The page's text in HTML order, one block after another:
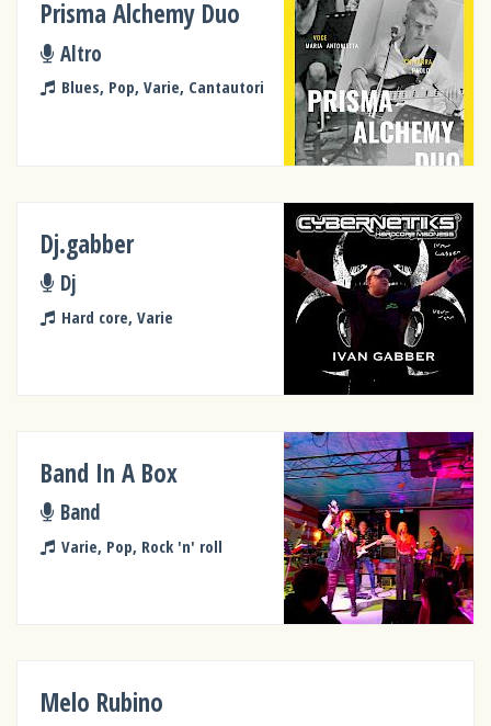
Prisma Alchemy Duo
Altro
Blues, Pop, Varie, Cantautori
Dj.gabber
Dj
Hard core, Varie
Band In A Box
Band
Varie, Pop, Rock 'n' roll
Melo Rubino